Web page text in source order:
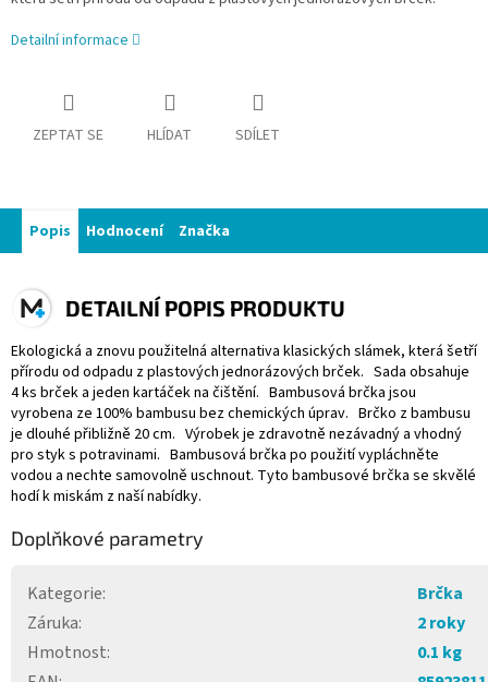
Detailní informace
ZEPTAT SE HLÍDAT SDÍLET
Popis Hodnocení Značka
DETAILNÍ POPIS PRODUKTU
Ekologická a znovu použitelná alternativa klasických slámek, která šetří
přírodu od odpadu z plastových jednorázových brček. Sada obsahuje
4 ks brček a jeden kartáček na čištění. Bambusová brčka jsou
vyrobena ze 100% bambusu bez chemických úprav. Brčko z bambusu
je dlouhé přibližně 20 cm. Výrobek je zdravotně nezávadný a vhodný
pro styk s potravinami. Bambusová brčka po použití vypláchněte
vodou a nechte samovolně uschnout. Tyto bambusové brčka se skvělé
hodí k miskám z naší nabídky.
Doplňkové parametry
Kategorie:
Brčka
Záruka:
2 roky
Hmotnost:
0.1 kg